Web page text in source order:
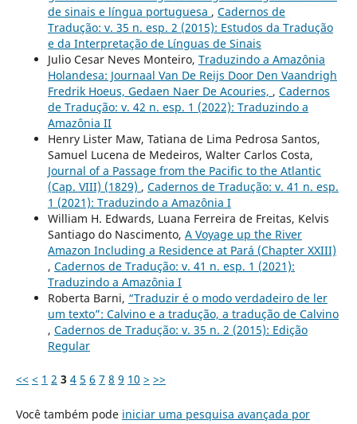
de sinais e língua portuguesa , Cadernos de
Tradução: v. 35 n. esp. 2 (2015): Estudos da Tradução
e da Interpretação de Línguas de Sinais
Julio Cesar Neves Monteiro, Traduzindo a Amazônia
Holandesa: Journaal Van De Reijs Door Den Vaandrigh
Fredrik Hoeus, Gedaen Naer De Acouries, , Cadernos
de Tradução: v. 42 n. esp. 1 (2022): Traduzindo a
Amazônia II
Henry Lister Maw, Tatiana de Lima Pedrosa Santos,
Samuel Lucena de Medeiros, Walter Carlos Costa,
Journal of a Passage from the Pacific to the Atlantic
(Cap. VIII) (1829) , Cadernos de Tradução: v. 41 n. esp.
1 (2021): Traduzindo a Amazônia I
William H. Edwards, Luana Ferreira de Freitas, Kelvis
Santiago do Nascimento, A Voyage up the River
Amazon Including a Residence at Pará (Chapter XXIII)
, Cadernos de Tradução: v. 41 n. esp. 1 (2021):
Traduzindo a Amazônia I
Roberta Barni, “Traduzir é o modo verdadeiro de ler
um texto”: Calvino e a tradução, a tradução de Calvino
, Cadernos de Tradução: v. 35 n. 2 (2015): Edição
Regular
<< < 1 2 3 4 5 6 7 8 9 10 > >>
Você também pode iniciar uma pesquisa avançada por